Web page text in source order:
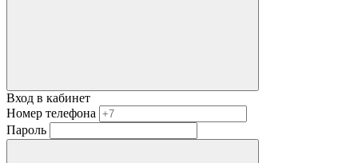
Вход в кабинет
Номер телефона
Пароль